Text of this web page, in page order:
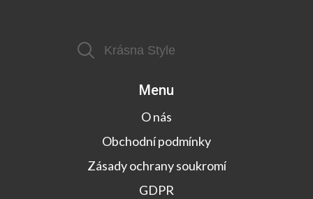
Menu
O nás
Obchodní podmínky
Zásady ochrany soukromí
GDPR